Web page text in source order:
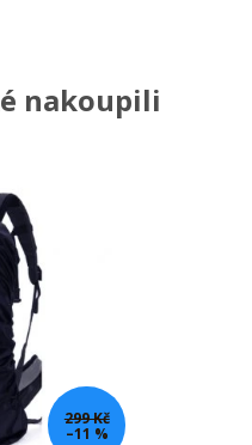
nakoupili
299 Kč
–11 %